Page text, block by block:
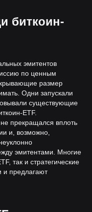
биткоин-
эмитентов
по ценным
размер
Одни запускали
существующие
ETF.
прекращался вплоть
и, возможно,
эмитентами. Многие
так и стратегические
и предлагают